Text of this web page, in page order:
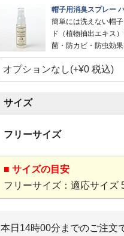
帽子用消臭スプレー
簡単には洗えない帽
ド（植物抽出エキス
菌・防カビ・防虫効果
サイズ
フリーサイズ
■ サイズの目安
フリーサイズ：適応サイズ
本日 14時00分 までのご注文